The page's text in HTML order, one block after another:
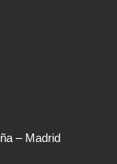
– Madrid